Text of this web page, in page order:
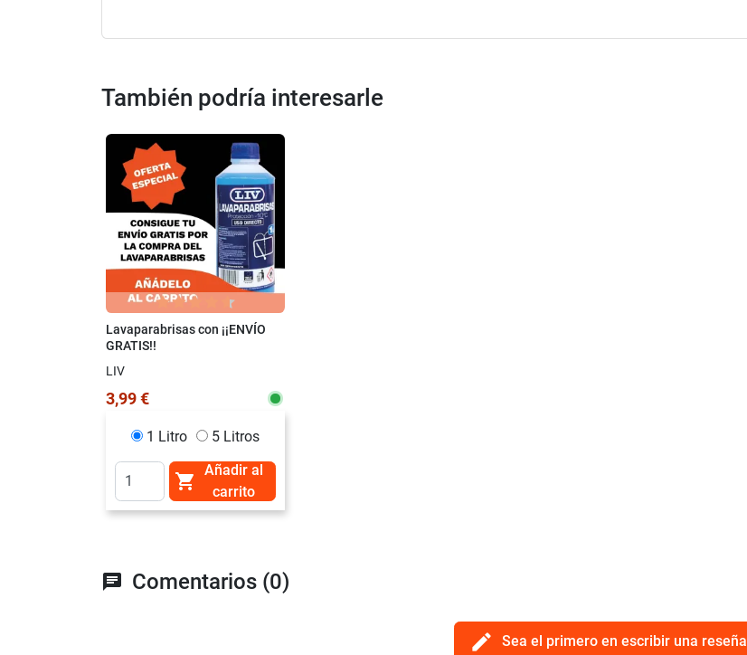
También podría interesarle
Lavaparabrisas con ¡¡ENVÍO
GRATIS!!
LIV
3,99 €
1 Litro 5 Litros

Añadir al
carrito
chat Comentarios (0)
edit Sea el primero en escribir una reseña